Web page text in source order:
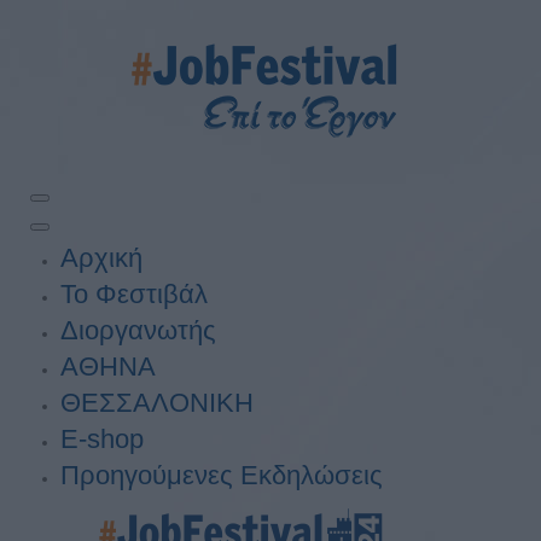
Αρχική
Το Φεστιβάλ
Διοργανωτής
ΑΘΗΝΑ
ΘΕΣΣΑΛΟΝΙΚΗ
E-shop
Προηγούμενες Εκδηλώσεις